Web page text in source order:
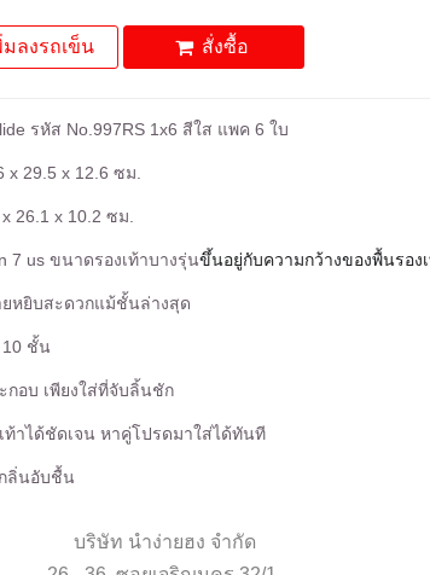
มลงรถเข็น สั่งซื้อ
รหัส No.997RS 1x6 สีใส แพค 6 ใบ
29.5 x 12.6 ซม.
26.1 x 10.2 ซม.
7 us ขนาดรองเท้าบางรุ่นขึ้นอยู่กับความกว้างของพื้นรอง
ยหยิบสะดวกแม้ชั้นล่างสุด
10 ชั้น
กอบ เพียงใส่ที่จับลิ้นชัก
ท้าได้ชัดเจน หาคู่โปรดมาใส่ได้ทันที
ลิ่นอับชื้น
บริษัท นำง่ายฮง จำกัด